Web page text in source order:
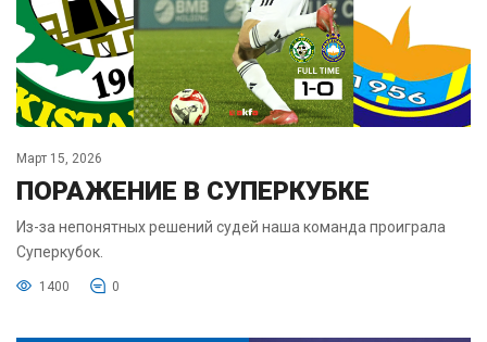
Март 15, 2026
ПОРАЖЕНИЕ В СУПЕРКУБКЕ
Из-за непонятных решений судей наша команда проиграла
Суперкубок.
1400 0